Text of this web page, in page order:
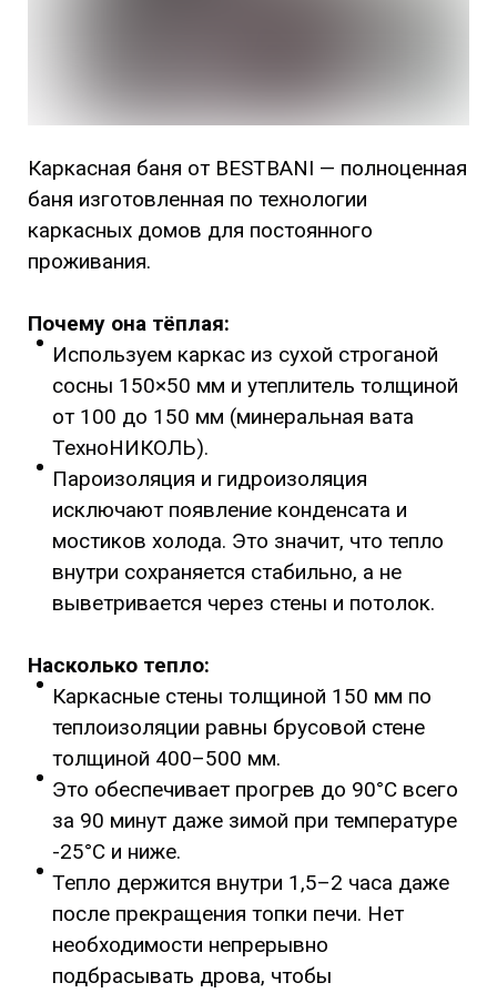
Каркасная баня от BESTBANI — полноценная
баня изготовленная по технологии
каркасных домов для постоянного
проживания.
Почему она тёплая:
Используем каркас из сухой строганой
сосны 150×50 мм и утеплитель толщиной
от 100 до 150 мм (минеральная вата
ТехноНИКОЛЬ).
Пароизоляция и гидроизоляция
исключают появление конденсата и
мостиков холода. Это значит, что тепло
внутри сохраняется стабильно, а не
выветривается через стены и потолок.
Насколько тепло:
Каркасные стены толщиной 150 мм по
теплоизоляции равны брусовой стене
толщиной 400–500 мм.
Это обеспечивает прогрев до 90°C всего
за 90 минут даже зимой при температуре
-25°C и ниже.
Тепло держится внутри 1,5–2 часа даже
после прекращения топки печи. Нет
необходимости непрерывно
подбрасывать дрова, чтобы